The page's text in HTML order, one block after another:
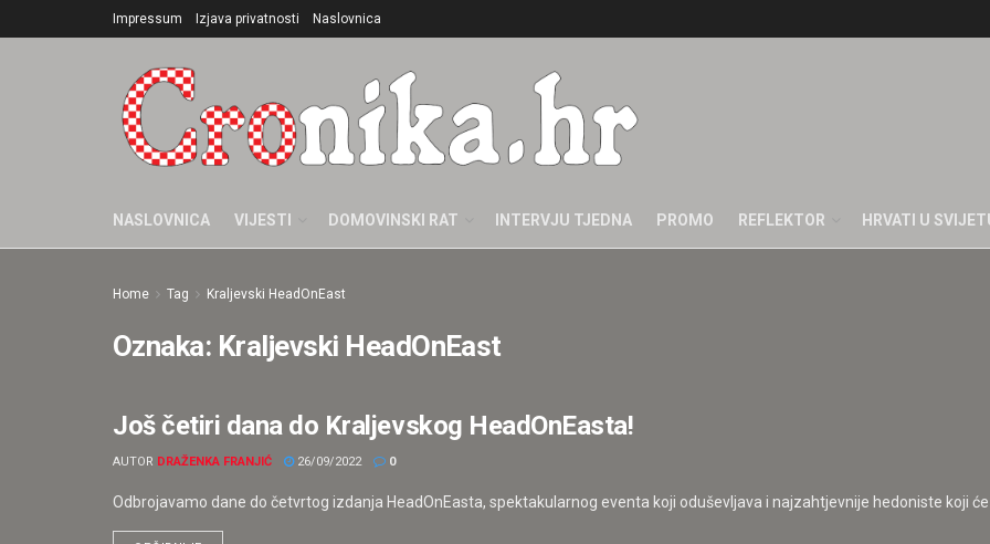
Impressum Izjava privatnosti Naslovnica
NASLOVNICA VIJESTI DOMOVINSKI RAT INTERVJU TJEDNA PROMO REFLEKTOR HRVATI U
Home Tag Kraljevski HeadOnEast
Oznaka: Kraljevski HeadOnEast
LOKALNO
Još četiri dana do Kraljevskog HeadOnEasta!
AUTOR DRAŽENKA FRANJIĆ 26/09/2022 0
Odbrojavamo dane do četvrtog izdanja HeadOnEasta, spektakularnog eventa koji oduševljava i najzahtjevnije hedoniste koji će